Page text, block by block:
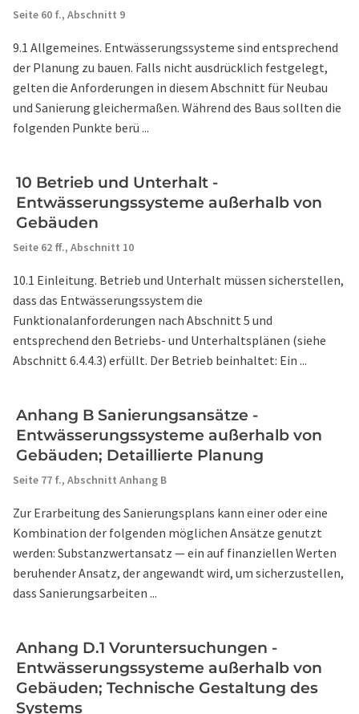
Seite 60 f., Abschnitt 9
9.1 Allgemeines. Entwässerungssysteme sind entsprechend
der Planung zu bauen. Falls nicht ausdrücklich festgelegt,
gelten die Anforderungen in diesem Abschnitt für Neubau
und Sanierung gleichermaßen. Während des Baus sollten die
folgenden Punkte berü ...
10 Betrieb und Unterhalt -
Entwässerungssysteme außerhalb von
Gebäuden
Seite 62 ff., Abschnitt 10
10.1 Einleitung. Betrieb und Unterhalt müssen sicherstellen,
dass das Entwässerungssystem die
Funktionalanforderungen nach Abschnitt 5 und
entsprechend den Betriebs- und Unterhaltsplänen (siehe
Abschnitt 6.4.4.3) erfüllt. Der Betrieb beinhaltet: Ein ...
Anhang B Sanierungsansätze -
Entwässerungssysteme außerhalb von
Gebäuden; Detaillierte Planung
Seite 77 f., Abschnitt Anhang B
Zur Erarbeitung des Sanierungsplans kann einer oder eine
Kombination der folgenden möglichen Ansätze genutzt
werden: Substanzwertansatz — ein auf finanziellen Werten
beruhender Ansatz, der angewandt wird, um sicherzustellen,
dass Sanierungsarbeiten ...
Anhang D.1 Voruntersuchungen -
Entwässerungssysteme außerhalb von
Gebäuden; Technische Gestaltung des
Systems